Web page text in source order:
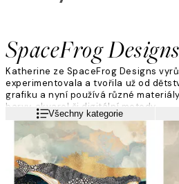
SpaceFrog Designs
Katherine ze SpaceFrog Designs
experimentovala a tvořila už od
grafiku a nyní používá různé
barvy, akvarel či digitální metody.
„Moji tvorbu bych popsala jako
barev a textur. Pro kontrast často
Často má nové nápady uprostřed
namaluje a přenese do počítače,
Přečtěte si víceVšechny kategorie